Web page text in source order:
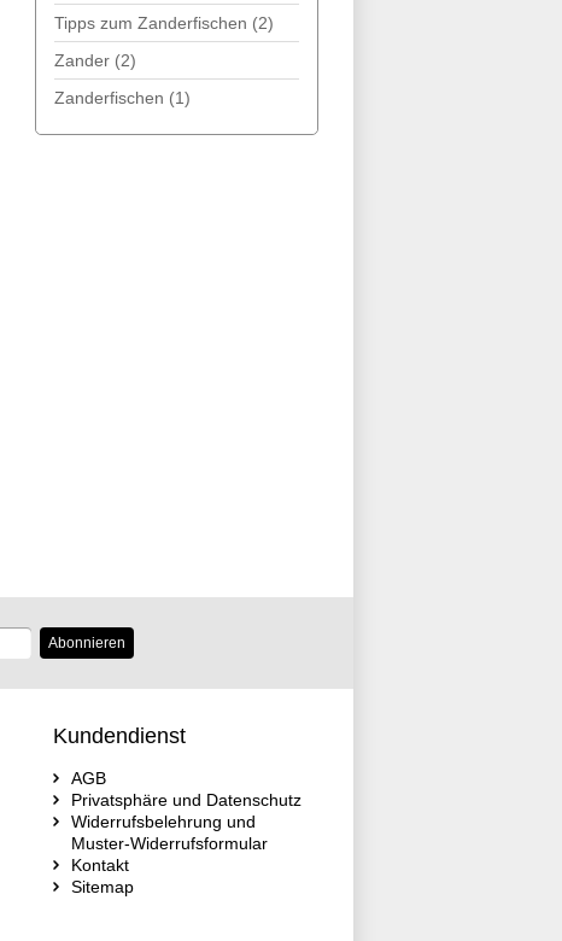
Tipps zum Zanderfischen (2)
Zander (2)
Zanderfischen (1)
Abonnieren
Kundendienst
AGB
Privatsphäre und Datenschutz
Widerrufsbelehrung und
Muster-Widerrufsformular
Kontakt
Sitemap